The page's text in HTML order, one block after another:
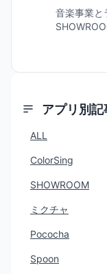
音楽事業と
アプリ別記
ALL
ColorSing
SHOWROOM
ミクチャ
Pococha
Spoon